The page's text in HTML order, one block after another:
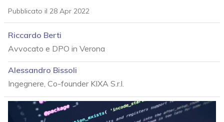
Pubblicato il 28 Apr 2022
Riccardo Berti
Avvocato e DPO in Verona
Alessandro Bissoli
Ingegnere, Co-founder KIXA S.r.l.